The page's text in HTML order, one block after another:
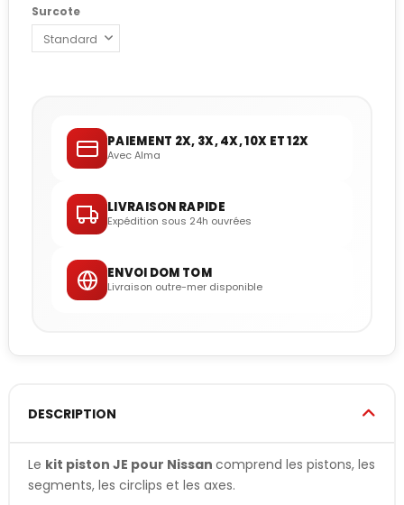
Surcote
PAIEMENT 2X, 3X, 4X, 10X ET 12X
Avec Alma
LIVRAISON RAPIDE
Expédition sous 24h ouvrées
ENVOI DOM TOM
Livraison outre-mer disponible
DESCRIPTION
Le kit piston JE pour Nissan comprend les pistons, les
segments, les circlips et les axes.